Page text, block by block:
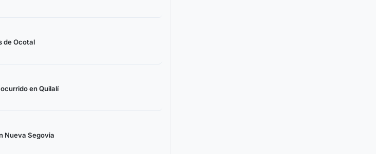
de Ocotal
en Quilalí
Nueva Segovia